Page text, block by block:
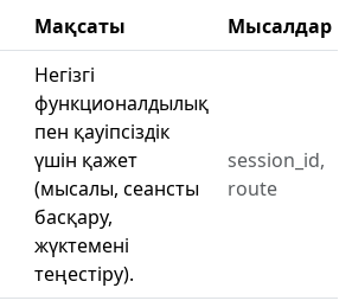
Мақсаты Мысалдар
Негізгі
функционалдылық
пен қауіпсіздік
үшін қажет
(мысалы, сеансты
басқару,
жүктемені
теңестіру).
session_id,
route